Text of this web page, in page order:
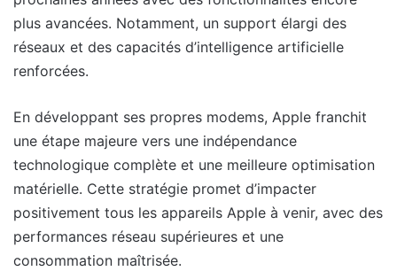
plus avancées. Notamment, un support élargi des
réseaux et des capacités d’intelligence artificielle
renforcées.
En développant ses propres modems, Apple franchit
une étape majeure vers une indépendance
technologique complète et une meilleure optimisation
matérielle. Cette stratégie promet d’impacter
positivement tous les appareils Apple à venir, avec des
performances réseau supérieures et une
consommation maîtrisée.